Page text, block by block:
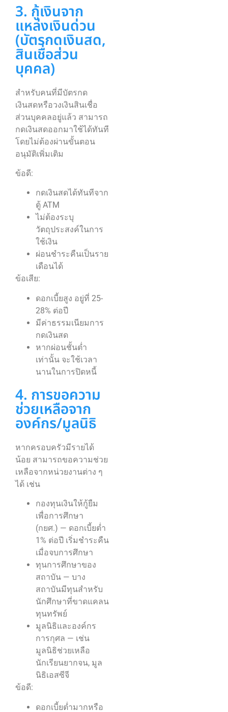
3. กู้เงินจาก
แหล่งเงินด่วน
(บัตรกดเงินสด,
สินเชื่อส่วน
บุคคล)
สำหรับคนที่มีบัตรกด
เงินสดหรือวงเงินสินเชื่อ
ส่วนบุคคลอยู่แล้ว สามารถ
กดเงินสดออกมาใช้ได้ทันที
โดยไม่ต้องผ่านขั้นตอน
อนุมัติเพิ่มเติม
ข้อดี:
กดเงินสดได้ทันทีจาก
ตู้ ATM
ไม่ต้องระบุ
วัตถุประสงค์ในการ
ใช้เงิน
ผ่อนชำระคืนเป็นราย
เดือนได้
ข้อเสีย:
ดอกเบี้ยสูง อยู่ที่ 25-
28% ต่อปี
มีค่าธรรมเนียมการ
กดเงินสด
หากผ่อนชั้นต่ำ
เท่านั้น จะใช้เวลา
นานในการปิดหนี้
4. การขอความ
ช่วยเหลือจาก
องค์กร/มูลนิธิ
หากครอบครัวมีรายได้
น้อย สามารถขอความช่วย
เหลือจากหน่วยงานต่าง ๆ
ได้ เช่น
กองทุนเงินให้กู้ยืม
เพื่อการศึกษา
(กยศ.) — ดอกเบี้ยต่ำ
1% ต่อปี เริ่มชำระคืน
เมื่อจบการศึกษา
ทุนการศึกษาของ
สถาบัน — บาง
สถาบันมีทุนสำหรับ
นักศึกษาที่ขาดแคลน
ทุนทรัพย์
มูลนิธิและองค์กร
การกุศล — เช่น
มูลนิธิช่วยเหลือ
นักเรียนยากจน, มูล
นิธิเอสซีจี
ข้อดี:
ดอกเบี้ยต่ำมากหรือ